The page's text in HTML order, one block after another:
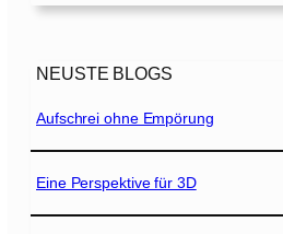
NEUSTE BLOGS
Aufschrei ohne Empörung
Eine Perspektive für 3D